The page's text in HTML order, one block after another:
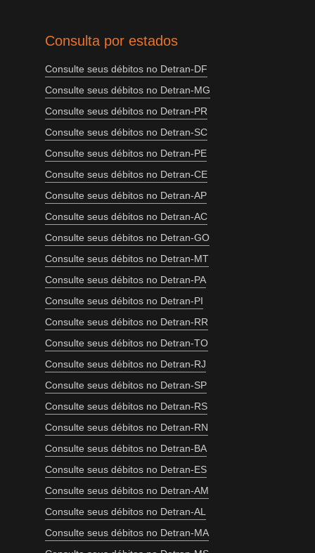
Consulta por estados
Consulte seus débitos no Detran-DF
Consulte seus débitos no Detran-MG
Consulte seus débitos no Detran-PR
Consulte seus débitos no Detran-SC
Consulte seus débitos no Detran-PE
Consulte seus débitos no Detran-CE
Consulte seus débitos no Detran-AP
Consulte seus débitos no Detran-AC
Consulte seus débitos no Detran-GO
Consulte seus débitos no Detran-MT
Consulte seus débitos no Detran-PA
Consulte seus débitos no Detran-PI
Consulte seus débitos no Detran-RR
Consulte seus débitos no Detran-TO
Consulte seus débitos no Detran-RJ
Consulte seus débitos no Detran-SP
Consulte seus débitos no Detran-RS
Consulte seus débitos no Detran-RN
Consulte seus débitos no Detran-BA
Consulte seus débitos no Detran-ES
Consulte seus débitos no Detran-AM
Consulte seus débitos no Detran-AL
Consulte seus débitos no Detran-MA